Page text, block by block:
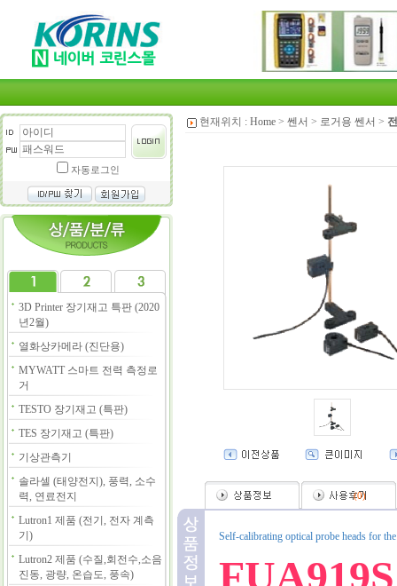
자동로그인
3D Printer 장기재고 특판 (2020
년2월)
열화상카메라 (진단용)
MYWATT 스마트 전력 측정로
거
TESTO 장기재고 (특판)
TES 장기재고 (특판)
기상관측기
솔라셀 (태양전지), 풍력, 소수
력, 연료전지
Lutron1 제품 (전기, 전자 계측
기)
Lutron2 제품 (수질,회전수,소음
진동, 광량, 온습도, 풍속)
현재위치 : Home> 쎈서 > 로거용 쎈서 >
(0)
Self-calibrating optical probe heads for